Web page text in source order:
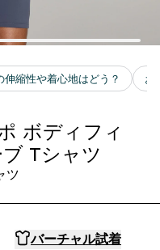
ボディフィ
Tシャツ
ツ
バーチャル試着